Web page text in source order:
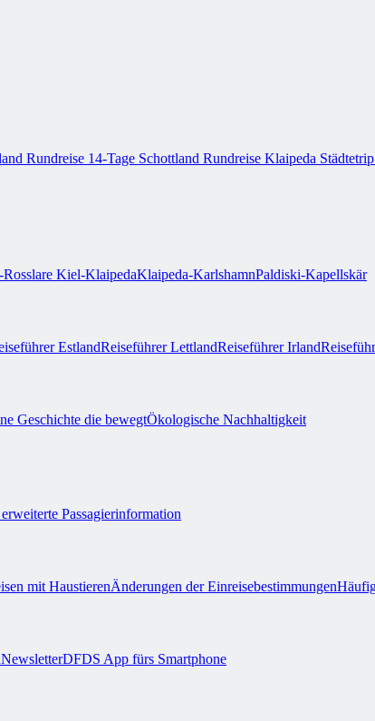
Rundreise 14-Tage Schottland Rundreise Klaipeda Städtetrip
Kiel-KlaipedaKlaipeda-KarlshamnPaldiski-Kapellskär
EstlandReiseführer LettlandReiseführer Irland
Geschichte die bewegtÖkologische Nachhaltigkeit
Passagierinformation
mit HaustierenÄnderungen der Einreisebestimmungen
NewsletterDFDS App fürs Smartphone